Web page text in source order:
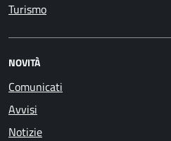
Turismo
NOVITÀ
Comunicati
Avvisi
Notizie